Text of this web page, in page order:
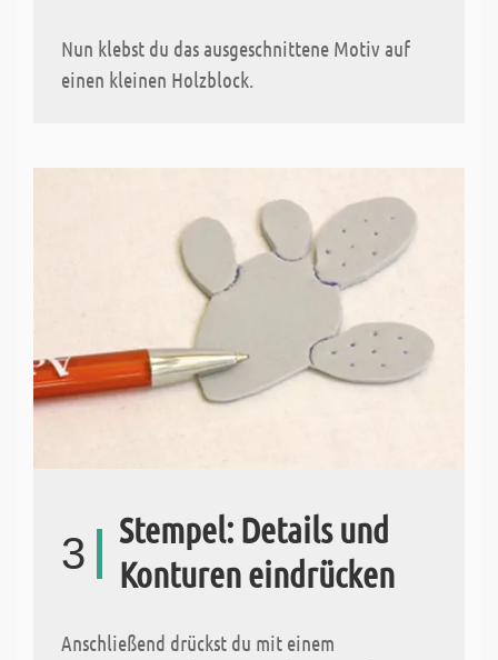
Nun klebst du das ausgeschnittene Motiv auf
einen kleinen Holzblock.
3
Stempel: Details und
Konturen eindrücken
Anschließend drückst du mit einem